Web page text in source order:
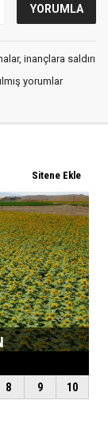
inançlara saldırı
yorumlar